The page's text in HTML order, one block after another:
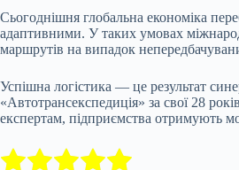
Сьогоднішня глобальна економіка
адаптивними. У таких умовах
маршрутів на випадок
Успішна логістика — це результат
«Автотрансекспедиція» за свої 28
експертам, підприємства отримують
Rate this item: